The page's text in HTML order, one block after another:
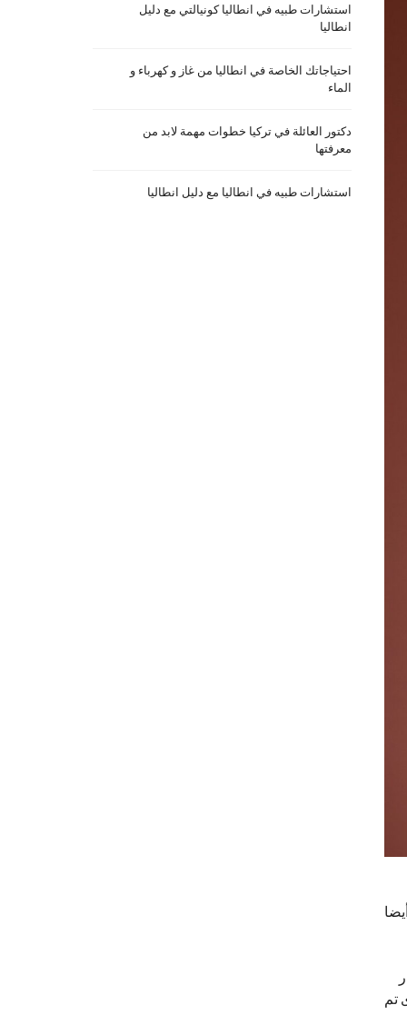
تم
استشارات طبيه في انطاليا كونيالتي مع دليل
انطاليا
احتياجاتك الخاصة في انطاليا من غاز و كهرباء و
الماء
دكتور العائلة في تركيا خطوات مهمة لابد من
معرفتها
استشارات طبيه في انطاليا مع دليل انطاليا